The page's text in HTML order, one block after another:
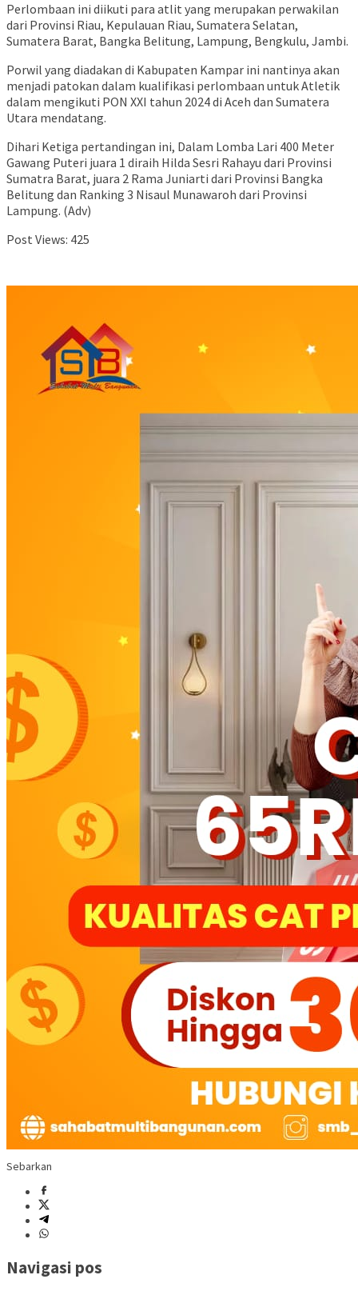
Perlombaan ini diikuti para atlit yang merupakan perwakilan
dari Provinsi Riau, Kepulauan Riau, Sumatera Selatan,
Sumatera Barat, Bangka Belitung, Lampung, Bengkulu, Jambi.
Porwil yang diadakan di Kabupaten Kampar ini nantinya akan
menjadi patokan dalam kualifikasi perlombaan untuk Atletik
dalam mengikuti PON XXI tahun 2024 di Aceh dan Sumatera
Utara mendatang.
Dihari Ketiga pertandingan ini, Dalam Lomba Lari 400 Meter
Gawang Puteri juara 1 diraih Hilda Sesri Rahayu dari Provinsi
Sumatra Barat, juara 2 Rama Juniarti dari Provinsi Bangka
Belitung dan Ranking 3 Nisaul Munawaroh dari Provinsi
Lampung. (Adv)
Post Views: 425
Sebarkan
Navigasi pos